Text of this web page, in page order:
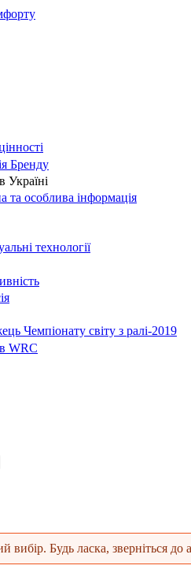
Бренду
Україні
та особлива інформація
технології
Чемпіонату світу з ралі-2019
WRC
про помилку
Будь ласка, зверніться до